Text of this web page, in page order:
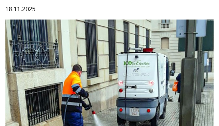
18.11.2025